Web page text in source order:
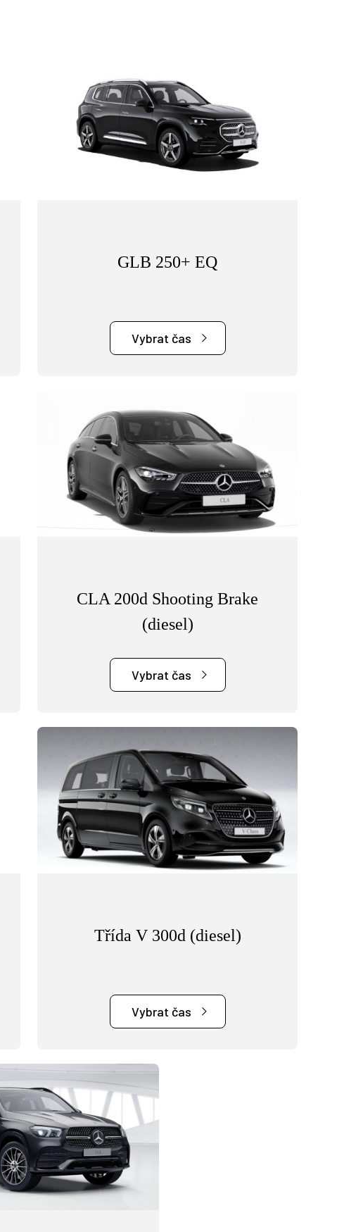
GLB 250+ EQ
Vybrat čas
CLA 200d Shooting Brake
(diesel)
Vybrat čas
Třída V 300d (diesel)
Vybrat čas
Zákaznická podpora
Vítejte u VSP Auto s.r.o.